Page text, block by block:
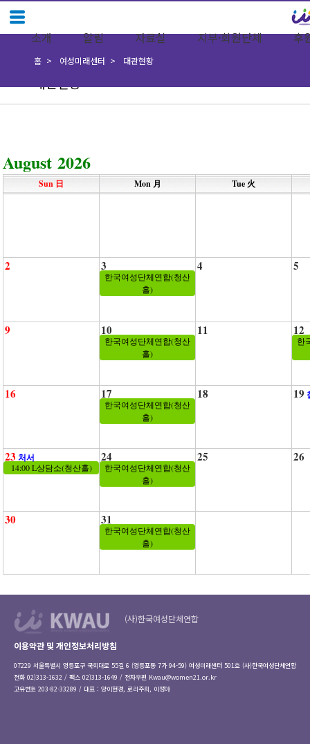
소개 알림 자료실 지부·회원단체 후
대관현황
홈 여성미래센터 대관현황
August 2026
Sun 日 Mon 月 Tue 火
2 3
한국여성단체연합(청산
홀)
4 5
9 10
한국여성단체연합(청산
홀)
11 12
한
16 17
한국여성단체연합(청산
홀)
18 19
23 처서
14:00 L상담소(청산홀)
24
한국여성단체연합(청산
홀)
25 26
30 31
한국여성단체연합(청산
홀)
(사)한국여성단체연합
이용약관 및 개인정보처리방침
07229 서울특별시 영등포구 국회대로 55길 6 (영등포동 7가 94-59) 여성미래센터 501호 (사)한국여성단체연합
전화 02)313-1632 / 팩스 02)313-1649 / 전자우편 Kwau@women21.or.kr
고유번호 203-82-33289 / 대표 : 양이현경, 로리주희, 이정아